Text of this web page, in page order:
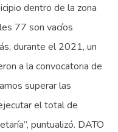
dentro de la zona
77 son vacíos
durante el 2021, un
a la convocatoria de
superar las
el total de
puntualizó. DATO